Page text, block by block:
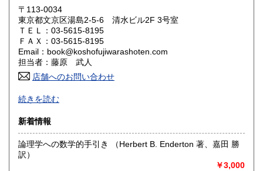
岡山県
山口県 1,200円
香川県 1,200円 愛媛県
高知県 1,200円
佐賀県
熊本県 1,450円 大分県 1,450円
宮崎県
〒113-0034
東京都文京区湯島2-5-6 清水ビル2F 3号室
ＴＥＬ：03-5615-8195
ＦＡＸ：03-5615-8195
Email：book@koshofujiwarashoten.com
担当者：藤原 武人
店舗へのお問い合わせ
【通信販売専門 (ご来店不可)】 の古書店です。
※大変申し訳ございませんが、店頭での販売は行っておりま
書籍の状態等、ご不明な点・気になる所がございましたら、
Eメール・電話でお気軽にお問い合わせ下さいませ。
続きを読む
新着情報
論理学への数学的手引き （Herbert B. Enderton 著、嘉田 勝
訳）
￥3,000